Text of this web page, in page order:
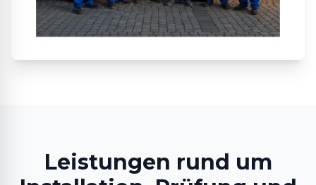
Leistungen rund um